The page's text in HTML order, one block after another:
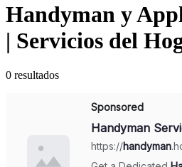
Handyman y
| Servicios del
0 resultados